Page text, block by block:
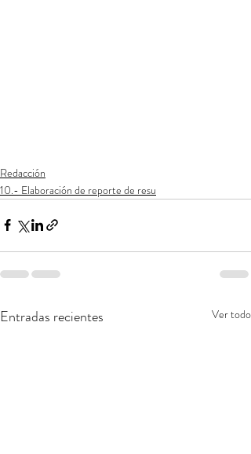
Redacción
10.- Elaboración de reporte de resu
Entradas recientes Ver todo